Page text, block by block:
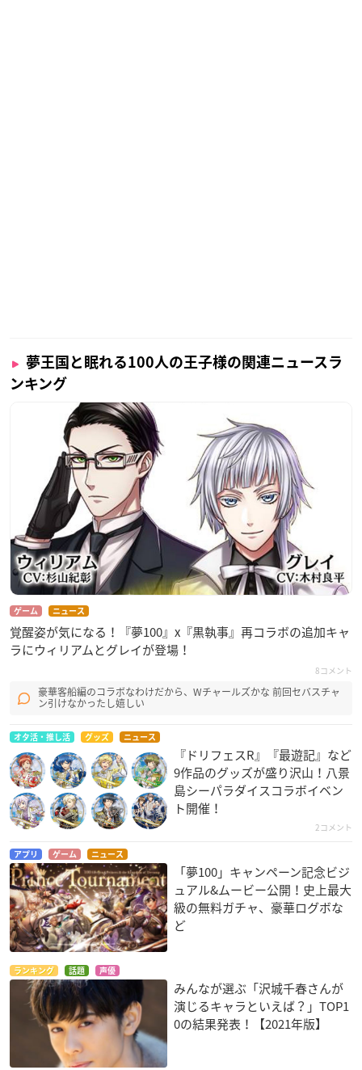
夢王国と眠れる100人の王子様の関連ニュースラ
ンキング
ゲーム ニュース
覚醒姿が気になる！『夢100』x『黒執事』再コラボの追加キャ
ラにウィリアムとグレイが登場！
8コメント
豪華客船編のコラボなわけだから、Wチャールズかな 前回セバスチャ
ン引けなかったし嬉しい
オタ活・推し活 グッズ ニュース
『ドリフェスR』『最遊記』など
9作品のグッズが盛り沢山！八景
島シーパラダイスコラボイベン
ト開催！
2コメント
アプリ ゲーム ニュース
「夢100」キャンペーン記念ビジ
ュアル&ムービー公開！史上最大
級の無料ガチャ、豪華ログボな
ど
ランキング 話題 声優
みんなが選ぶ「沢城千春さんが
演じるキャラといえば？」TOP1
0の結果発表！【2021年版】